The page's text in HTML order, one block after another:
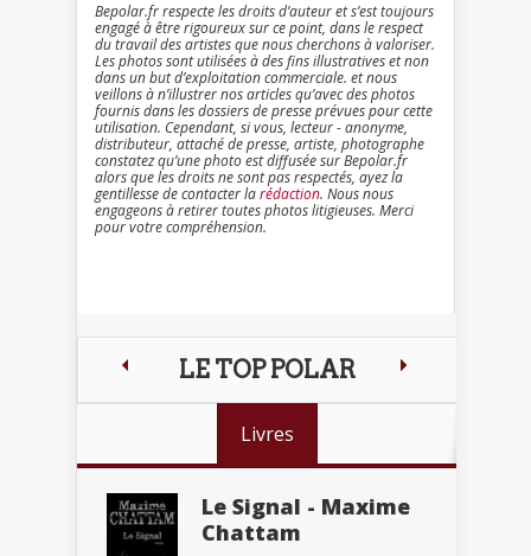
Bepolar.fr respecte les droits d’auteur et s’est toujours
engagé à être rigoureux sur ce point, dans le respect
du travail des artistes que nous cherchons à valoriser.
Les photos sont utilisées à des fins illustratives et non
dans un but d’exploitation commerciale. et nous
veillons à n’illustrer nos articles qu’avec des photos
fournis dans les dossiers de presse prévues pour cette
utilisation. Cependant, si vous, lecteur - anonyme,
distributeur, attaché de presse, artiste, photographe
constatez qu’une photo est diffusée sur Bepolar.fr
alors que les droits ne sont pas respectés, ayez la
gentillesse de contacter larédaction. Nous nous
engageons à retirer toutes photos litigieuses. Merci
pour votre compréhension.
LE TOP POLAR
Livres
Le Signal - Maxime
Chattam